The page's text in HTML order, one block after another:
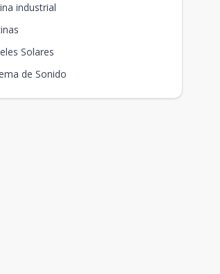
industrial
Solares
de Sonido